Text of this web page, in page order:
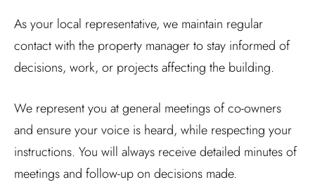
As your local representative, we maintain regular
contact with the property manager to stay informed of
decisions, work, or projects affecting the building.
We represent you at general meetings of co-owners
and ensure your voice is heard, while respecting your
instructions. You will always receive detailed minutes of
meetings and follow-up on decisions made.